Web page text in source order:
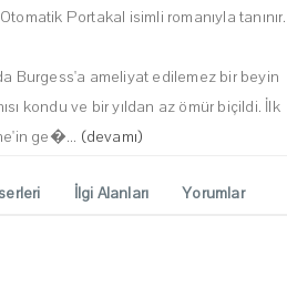
Portakal isimli romanıyla tanınır.
Burgess'a ameliyat edilemez bir beyin
kondu ve bir yıldan az ömür biçildi. İlk
ge�... (devamı)
İlgi Alanları Yorumlar